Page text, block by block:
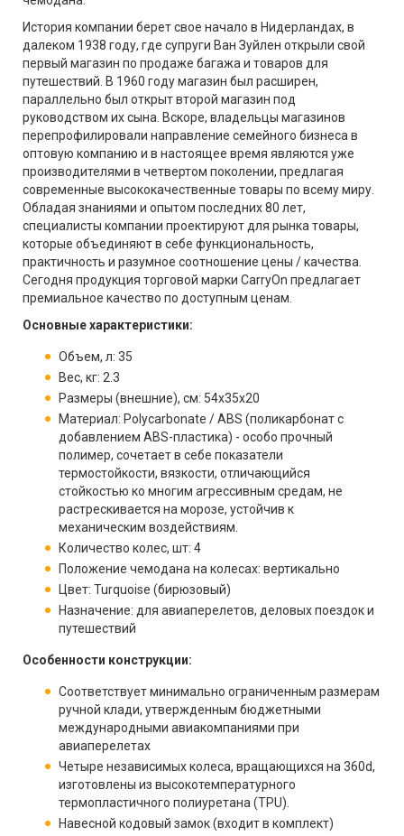
История компании берет свое начало в Нидерландах, в
далеком 1938 году, где супруги Ван Зуйлен открыли свой
первый магазин по продаже багажа и товаров для
путешествий. В 1960 году магазин был расширен,
параллельно был открыт второй магазин под
руководством их сына. Вскоре, владельцы магазинов
перепрофилировали направление семейного бизнеса в
оптовую компанию и в настоящее время являются уже
производителями в четвертом поколении, предлагая
современные высококачественные товары по всему миру.
Обладая знаниями и опытом последних 80 лет,
специалисты компании проектируют для рынка товары,
которые объединяют в себе функциональность,
практичность и разумное соотношение цены / качества.
Сегодня продукция торговой марки CarryOn предлагает
премиальное качество по доступным ценам.
Основные характеристики:
Объем, л: 35
Вес, кг: 2.3
Размеры (внешние), см: 54x35x20
Материал: Polycarbonate / ABS (поликарбонат с
добавлением ABS-пластика) - особо прочный
полимер, сочетает в себе показатели
термостойкости, вязкости, отличающийся
стойкостью ко многим агрессивным средам, не
растрескивается на морозе, устойчив к
механическим воздействиям.
Количество колес, шт: 4
Положение чемодана на колесах: вертикально
Цвет: Turquoise (бирюзовый)
Назначение: для авиаперелетов, деловых поездок и
путешествий
Особенности конструкции:
Соответствует минимально ограниченным размерам
ручной клади, утвержденным бюджетными
международными авиакомпаниями при
авиаперелетах
Четыре независимых колеса, вращающихся на 360d,
изготовлены из высокотемпературного
термопластичного полиуретана (TPU).
Навесной кодовый замок (входит в комплект)